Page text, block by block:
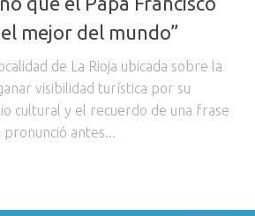
mejor del mundo”
de La Rioja ubicada sobre la
visibilidad turística por su
cultural y el recuerdo de una frase
antes...